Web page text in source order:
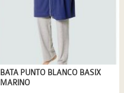
BATA PUNTO BLANCO BASIX
MARINO